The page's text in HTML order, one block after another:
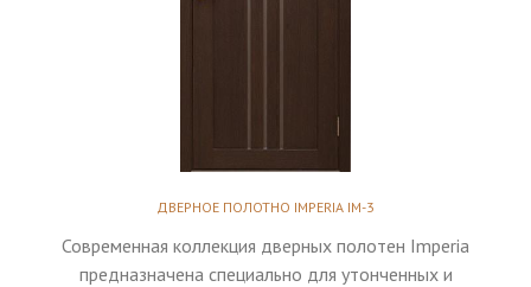
ДВЕРНОЕ ПОЛОТНО IMPERIA IM-3
Современная коллекция дверных полотен Imperia
предназначена специально для утонченных и